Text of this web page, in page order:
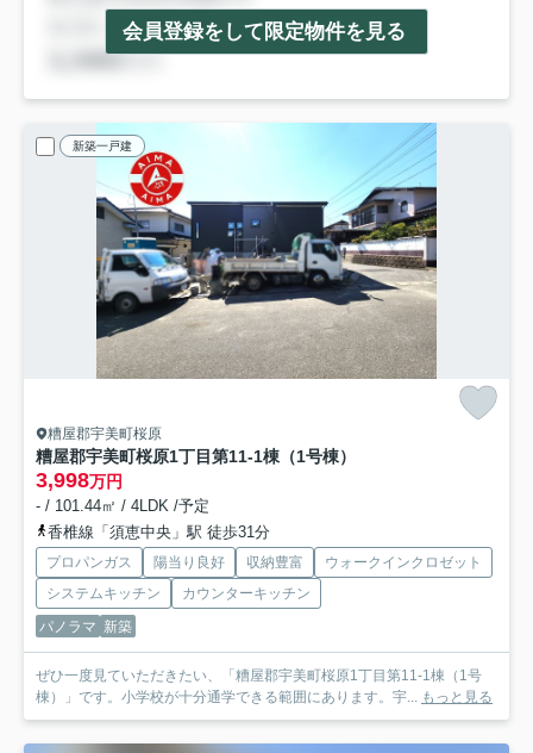
会員登録をして限定物件を見る
新築一戸建
糟屋郡宇美町桜原
糟屋郡宇美町桜原1丁目第11-1棟（1号棟）
3,998万円
- / 101.44㎡ / 4LDK /予定
香椎線「須恵中央」駅 徒歩31分
プロパンガス 陽当り良好 収納豊富
ウォークインクロゼット
システムキッチン
カウンターキッチン
パノラマ 新築
ぜひ一度見ていただきたい、「糟屋郡宇美町桜原1丁目第11-1棟（1号
棟）」です。小学校が十分通学できる範囲にあります。宇... もっと見る